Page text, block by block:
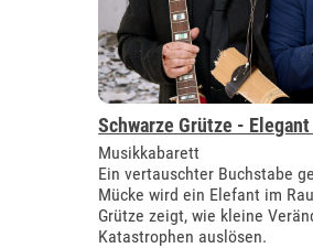
Schwarze Grütze -
Musikkabarett
Ein vertauschter Buchstabe
Mücke wird ein Elefant im
Grütze zeigt, wie kleine
Katastrophen auslösen.